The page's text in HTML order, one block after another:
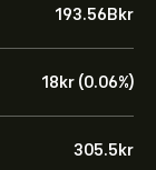
193.56B‎kr‎
18‎kr‎ (0.06%)
305.5‎kr‎